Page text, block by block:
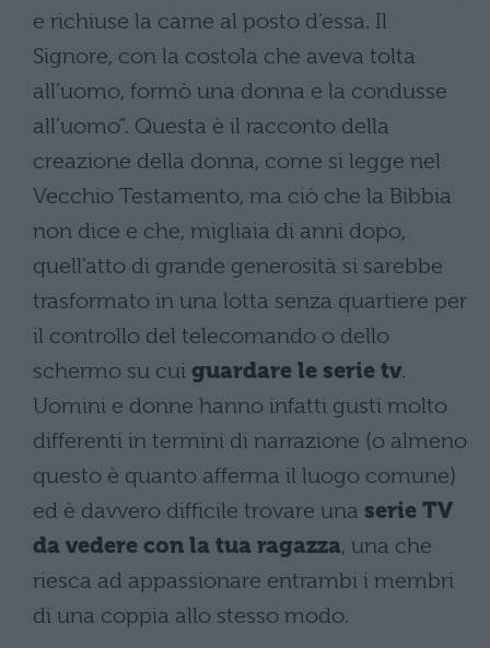
e richiuse la carne al posto d’essa. Il
Signore, con la costola che aveva tolta
all’uomo, formò una donna e la condusse
all’uomo”. Questa è il racconto della
creazione della donna, come si legge nel
Vecchio Testamento, ma ciò che la Bibbia
non dice e che, migliaia di anni dopo,
quell'atto di grande generosità si sarebbe
trasformato in una lotta senza quartiere per
il controllo del telecomando o dello
schermo su cui guardare le serie tv.
Uomini e donne hanno infatti gusti molto
differenti in termini di narrazione (o almeno
questo è quanto afferma il luogo comune)
ed è davvero difficile trovare una serie TV
da vedere con la tua ragazza, una che
riesca ad appassionare entrambi i membri
di una coppia allo stesso modo.